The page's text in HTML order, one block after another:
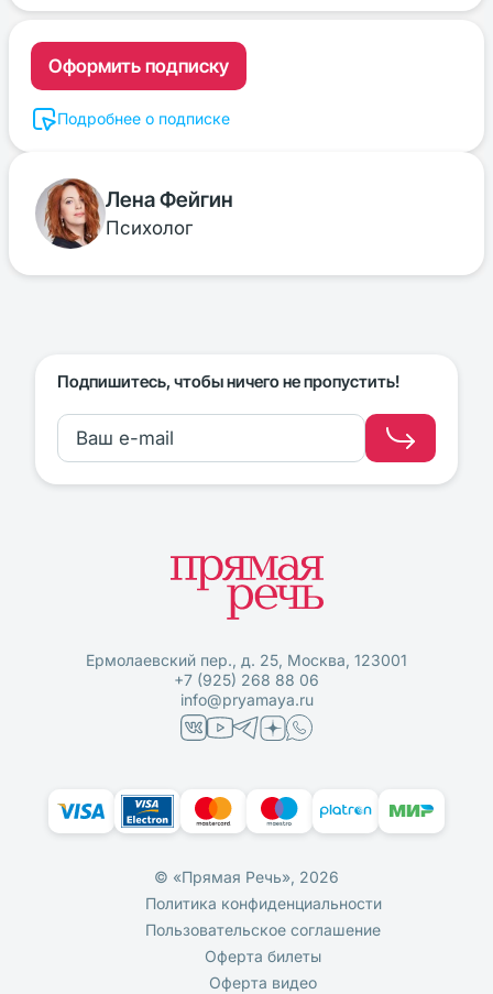
Оформить подписку
Подробнее о подписке
Лена Фейгин
Психолог
Подпишитесь, чтобы ничего не пропустить!
Ермолаевский пер., д. 25, Москва, 123001
+7 (925) 268 88 06
info@pryamaya.ru
© «Прямая Речь», 2026
Политика конфиденциальности
Пользовательское соглашение
Оферта билеты
Оферта видео